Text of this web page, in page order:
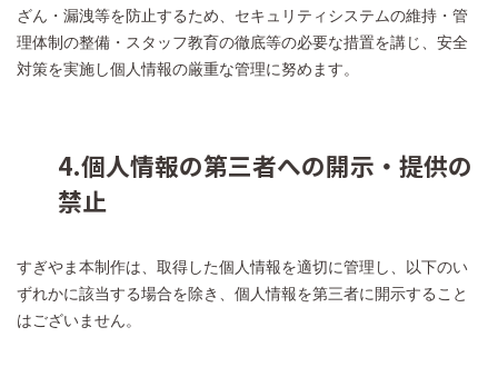
ざん・漏洩等を防止するため、セキュリティシステムの維持・管
理体制の整備・スタッフ教育の徹底等の必要な措置を講じ、安全
対策を実施し個人情報の厳重な管理に努めます。
4.個人情報の第三者への開示・提供の
禁止
すぎやま本制作は、取得した個人情報を適切に管理し、以下のい
ずれかに該当する場合を除き、個人情報を第三者に開示すること
はございません。